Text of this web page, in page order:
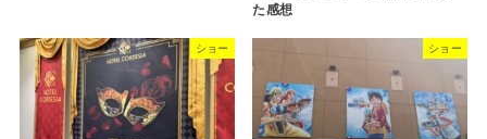
た感想
ショー ショー